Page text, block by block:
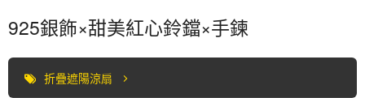
925銀飾×甜美紅心鈴鐺×手鍊
折疊遮陽涼扇